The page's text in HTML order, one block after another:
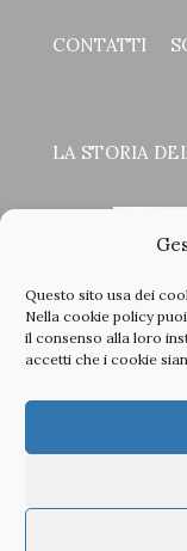
Questo sito usa dei
Nella cookie policypuoi
il consenso alla loro
accetti che i cookie
CONTATTI
LA STORIA
<
tutti i nostri
© 2026